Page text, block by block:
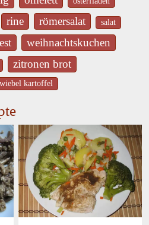
rine römersalat salat
weihnachtskuchen
zitronen brot
kartoffel